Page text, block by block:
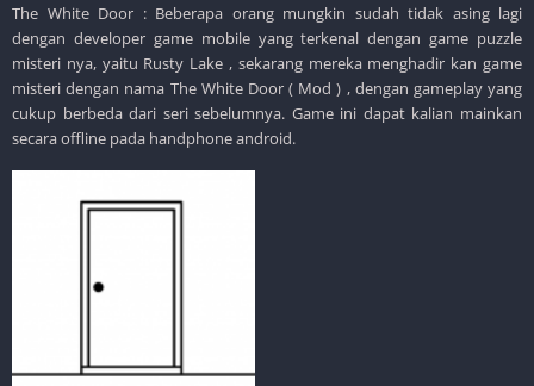
The White Door : Beberapa orang mungkin sudah tidak asing lagi
dengan developer game mobile yang terkenal dengan game puzzle
misteri nya, yaitu Rusty Lake , sekarang mereka menghadir kan game
misteri dengan nama The White Door ( Mod ) , dengan gameplay yang
cukup berbeda dari seri sebelumnya. Game ini dapat kalian mainkan
secara offline pada handphone android.